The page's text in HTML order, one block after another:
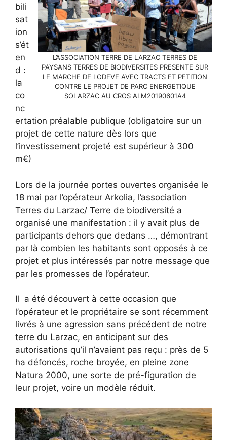
L’ASSOCIATION TERRE DE LARZAC TERRES DE
PAYSANS TERRES DE BIODIVERSITES PRESENTE SUR
LE MARCHE DE LODEVE AVEC TRACTS ET PETITION
CONTRE LE PROJET DE PARC ENERGETIQUE
SOLARZAC AU CROS ALM20190601A4
bili
sat
ion
s’ét
en
d :
la
co
nc
ertation préalable publique (obligatoire sur un
projet de cette nature dès lors que
l’investissement projeté est supérieur à 300
m€)
Lors de la journée portes ouvertes organisée le
18 mai par l’opérateur Arkolia, l’association
Terres du Larzac/ Terre de biodiversité a
organisé une manifestation : il y avait plus de
participants dehors que dedans …, démontrant
par là combien les habitants sont opposés à ce
projet et plus intéressés par notre message que
par les promesses de l’opérateur.
Il a été découvert à cette occasion que
l’opérateur et le propriétaire se sont récemment
livrés à une agression sans précédent de notre
terre du Larzac, en anticipant sur des
autorisations qu’il n’avaient pas reçu : près de 5
ha défoncés, roche broyée, en pleine zone
Natura 2000, une sorte de pré-figuration de
leur projet, voire un modèle réduit.